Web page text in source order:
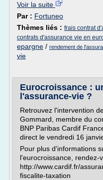
Voir la suite
Par : Fortuneo
Thèmes liés : frais contrat
contrats d'assurance vie en
epargne / rendement de
vie
Eurocroissance :
l'assurance-vie ?
Retrouvez l'intervention
Gommard, membre du
BNP Paribas Cardif
direct le vendredi 16
Pour plus d'informations
l'eurocroissance, rendez-
http://www.cardif.fr/
fiscalite-taxation